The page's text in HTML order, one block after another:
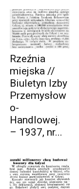
Rzeźnia
miejska //
Biuletyn Izby
Przemysłow
o-
Handlowej.
– 1937, nr...